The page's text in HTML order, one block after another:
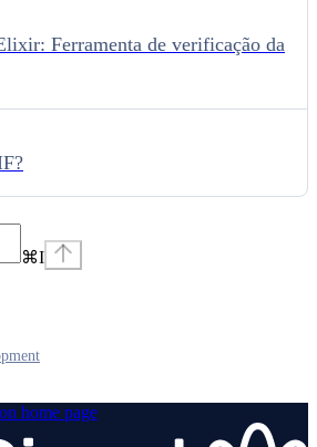
Ferramenta de verificação da
⌘I
home page